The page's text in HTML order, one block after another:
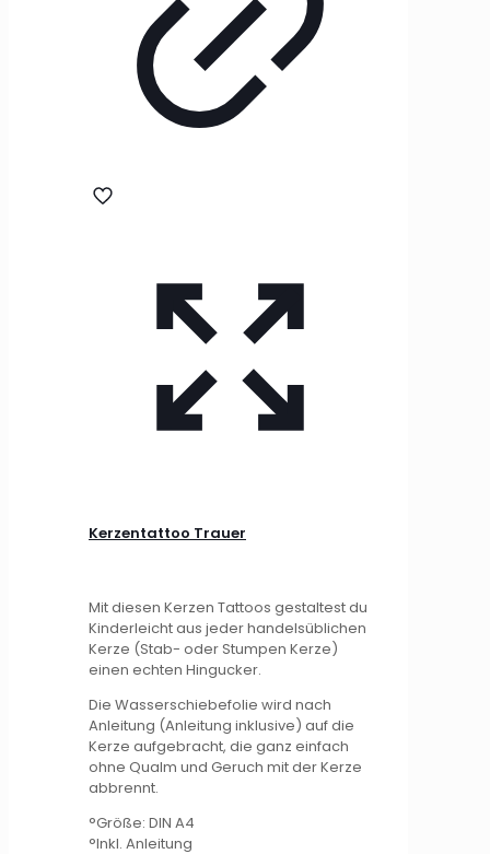
Kerzentattoo Trauer
Mit diesen Kerzen Tattoos gestaltest du
Kinderleicht aus jeder handelsüblichen
Kerze (Stab- oder Stumpen Kerze)
einen echten Hingucker.
Die Wasserschiebefolie wird nach
Anleitung (Anleitung inklusive) auf die
Kerze aufgebracht, die ganz einfach
ohne Qualm und Geruch mit der Kerze
abbrennt.
°Größe: DIN A4
°Inkl. Anleitung